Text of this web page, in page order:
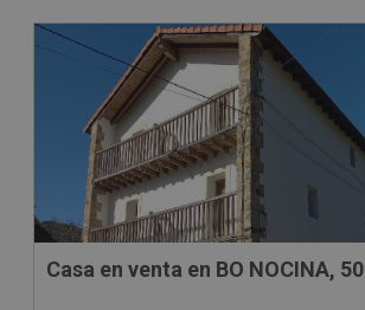
Casa en venta en BO NOCINA, 50